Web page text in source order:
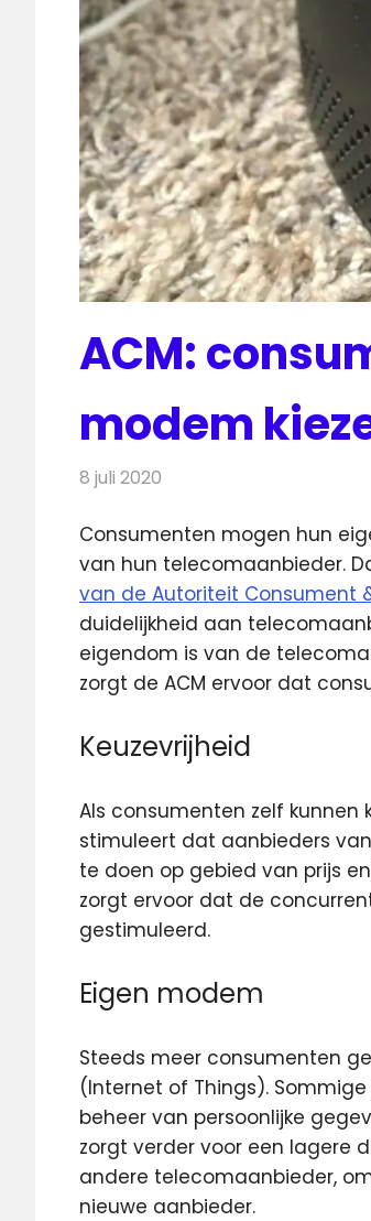
ACM:
modem
8 juli 2020
Consumenten mogen hun
van hun telecomaanbieder.
van de Autoriteit Consument
duidelijkheid aan
eigendom is van de
zorgt de ACM ervoor dat
Keuzevrijheid
Als consumenten zelf kunnen
stimuleert dat aanbieders
te doen op gebied van prijs
zorgt ervoor dat de
gestimuleerd.
Eigen modem
Steeds meer consumenten
(Internet of Things).
beheer van persoonlijke
zorgt verder voor een lagere
andere telecomaanbieder,
nieuwe aanbieder.